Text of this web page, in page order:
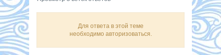
Для ответа в этой теме
необходимо авторизоваться.